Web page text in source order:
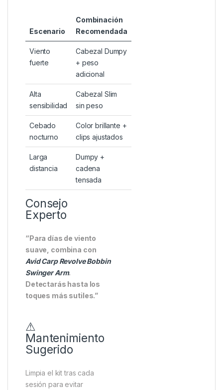
Escenario
Combinación
Recomendada
Viento
fuerte
Cabezal Dumpy
+ peso
adicional
Alta
sensibilidad
Cabezal Slim
sin peso
Cebado
nocturno
Color brillante +
clips ajustados
Larga
distancia
Dumpy +
cadena
tensada
Consejo
Experto
“Para días de viento
suave, combina con
Avid Carp Revolve Bobbin
Swinger Arm.
Detectarás hasta los
toques más sutiles.”
⚠
Mantenimiento
Sugerido
Limpia el kit tras cada
sesión para evitar